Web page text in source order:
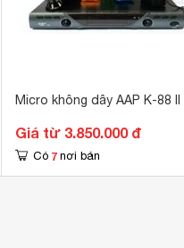
Micro không dây AAP K-88 II
Giá từ 3.850.000 đ
Có 7 nơi bán